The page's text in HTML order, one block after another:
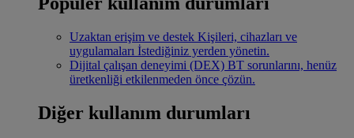
Uzaktan erişim ve destek Kişileri, cihazları ve
uygulamaları İstediğiniz yerden yönetin.
Dijital çalışan deneyimi (DEX) BT sorunlarını, henüz
üretkenliği etkilenmeden önce çözün.
Diğer kullanım durumları